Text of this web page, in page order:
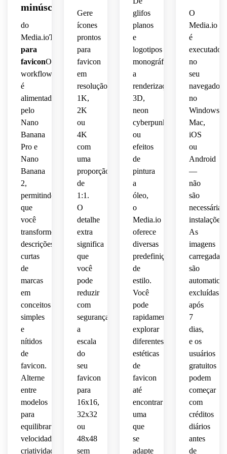
sensação
aplicativo
profissional
marca
de
produtividade.
contraste
entre
e
fundo.
azul
escuro,
silhueta
simplificada,
otimizada
para
parecer
limpa
distinta
tamanhos
de
favicon
como
16x16,
moderna
de
startup
de
IA.
legível
favicon
32x32
pixels,
tecnologia
limpa.
composição
escuro.
símbolo,
simples
muito
preenchimento,
para
em
32x32,
olhar
limpo
da
marca
desenvolvedor.
para
ser
facilmente
pequenos
tamanhos
de
favicon
perder
separação
de
cores,
estilo
moderno
de
logotipo
análise
de
marketing.
minúsculos
do
Media.ioTexto
para
faviconO
workflow
é
alimentado
pelo
Nano
Banana
Pro e
Nano
Banana
2,
permitindo
que
você
transforme
descrições
curtas
de
marcas
em
conceitos
simples
e
nítidos
de
favicon.
Alterne
entre
modelos
para
equilibrar
velocidade,
criatividade
Gere
ícones
prontos
para
favicon
em
resolução
1K,
2K
ou
4K
com
uma
proporção
de
1:1.
O
detalhe
extra
significa
que
você
pode
reduzir
com
segurança
a
escala
do
seu
favicon
para
16x16,
32x32
ou
48x48
sem
glifos
planos
e
logotipos
monográficos
a
renderizações
3D,
neon
cyberpunk
ou
efeitos
de
pintura
a
óleo,
o
Media.io
oferece
diversas
predefinições
de
estilo.
Você
pode
rapidamente
explorar
diferentes
estéticas
de
favicon
até
encontrar
uma
que
se
adapte
O
Media.io
é
executado
no
seu
navegador
no
Windows,
Mac,
iOS
ou
Android
—
não
são
necessárias
instalações.
As
imagens
carregadas
são
excluídas
após
7
dias,
e os
usuários
gratuitos
podem
começar
com
créditos
diários
antes
de